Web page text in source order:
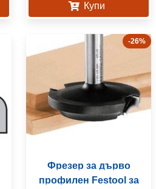
Купи
-26%
Фрезер за дърво
профилен Festool за